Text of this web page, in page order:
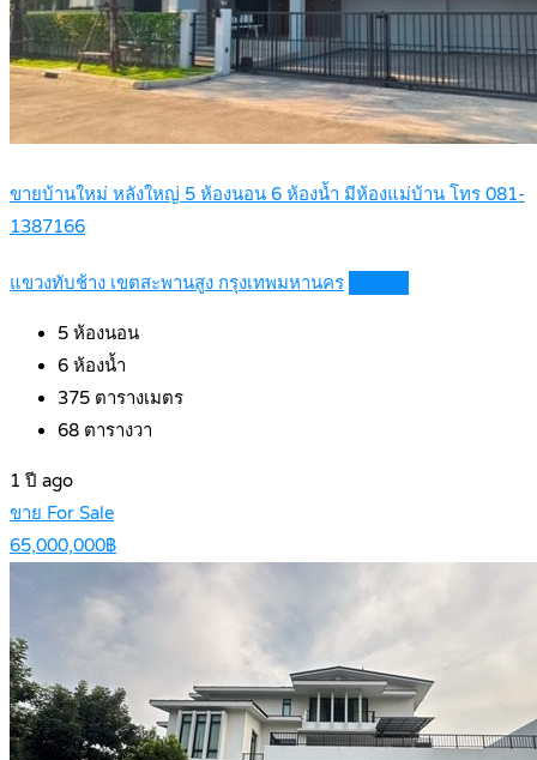
ขายบ้านใหม่ หลังใหญ่ 5 ห้องนอน 6 ห้องน้ำ มีห้องแม่บ้าน โทร 081-
1387166
แขวงทับช้าง เขตสะพานสูง กรุงเทพมหานคร
5 ห้องนอน
6 ห้องน้ำ
375 ตารางเมตร
68 ตารางวา
1 ปี ago
ขาย For Sale
65,000,000฿